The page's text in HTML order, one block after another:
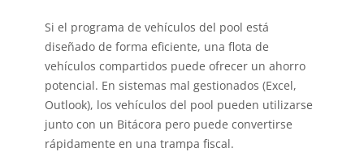
Si el programa de vehículos del pool está
diseñado de forma eficiente, una flota de
vehículos compartidos puede ofrecer un ahorro
potencial. En sistemas mal gestionados (Excel,
Outlook), los vehículos del pool pueden utilizarse
junto con un Bitácora pero puede convertirse
rápidamente en una trampa fiscal.